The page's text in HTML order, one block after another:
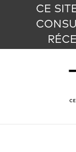
CE